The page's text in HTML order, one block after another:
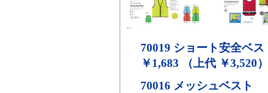
70019 ショート安全ベス
￥1,683 （上代 ￥3,520）
70016 メッシュベスト